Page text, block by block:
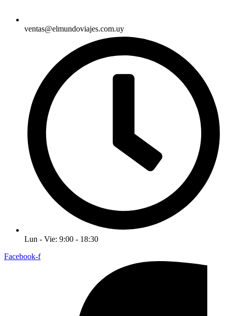
ventas@elmundoviajes.com.uy
Lun - Vie: 9:00 - 18:30
Facebook-f